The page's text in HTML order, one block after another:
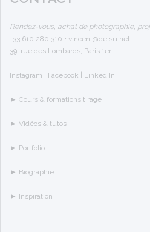
Rendez-vous, achat de photographie,
+33 610 280 310 • vincent@delsu.net
39, rue des Lombards, Paris 1er
Instagram Facebook Linked In
► Cours & formations tirage
► Vidéos & tutos
► Portfolio
► Biographie
► Inspiration